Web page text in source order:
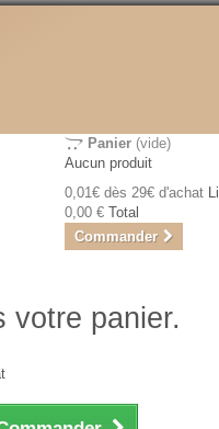
Panier (vide)
Aucun produit
0,01€ dès 29€ d'achat
0,00 € Total
Commander
votre panier.